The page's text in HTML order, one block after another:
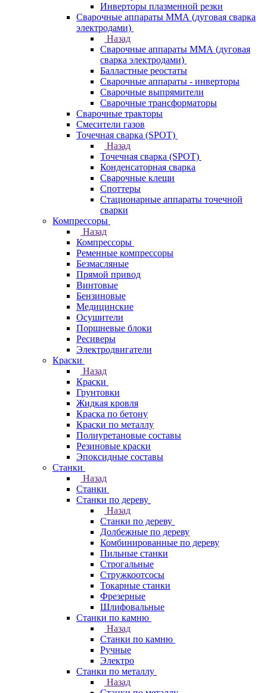
Инверторы плазменной резки
Сварочные аппараты ММА (дуговая сварка
электродами)
Назад
Сварочные аппараты ММА (дуговая
сварка электродами)
Балластные реостаты
Сварочные аппараты - инверторы
Сварочные выпрямители
Сварочные трансформаторы
Сварочные тракторы
Смесители газов
Точечная сварка (SPOT)
Назад
Точечная сварка (SPOT)
Конденсаторная сварка
Сварочные клещи
Споттеры
Стационарные аппараты точечной
сварки
Компрессоры
Назад
Компрессоры
Ременные компрессоры
Безмасляные
Прямой привод
Винтовые
Бензиновые
Медицинские
Осушители
Поршневые блоки
Ресиверы
Электродвигатели
Краски
Назад
Краски
Грунтовки
Жидкая кровля
Краска по бетону
Краски по металлу
Полиуретановые составы
Резиновые краски
Эпоксидные составы
Станки
Назад
Станки
Станки по дереву
Назад
Станки по дереву
Долбежные по дереву
Комбинированные по дереву
Пильные станки
Строгальные
Стружкоотсосы
Токарные станки
Фрезерные
Шлифовальные
Станки по камню
Назад
Станки по камню
Ручные
Электро
Станки по металлу
Назад